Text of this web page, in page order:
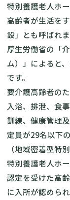
特別養護老人ホ
高齢者が生活を
設」とも呼ばれま
厚生労働省の「
ム）」 によると
です。
要介護高齢者の
入浴、排泄、食
訓練、健康管理
定員が29名以下
（地域密着型特
特別養護老人ホ
認定を受けた高
に入所が認めら